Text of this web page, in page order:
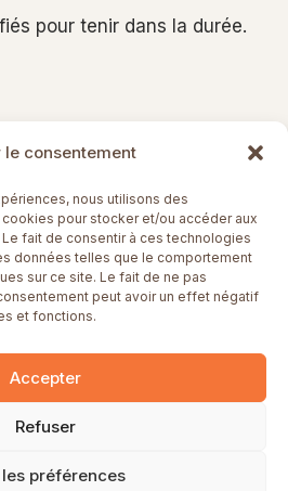
le consentement
nous utilisons des
pour stocker et/ou accéder aux
fait de consentir à ces technologies
données telles que le comportement
sur ce site. Le fait de ne pas
peut avoir un effet négatif
et fonctions.
Accepter
Refuser
préférences
pour tenir dans la durée.
Entrer en relation
d’entrepreneur·es® 2026 | Nom